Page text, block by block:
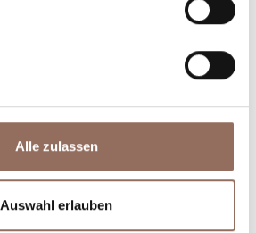
Alle zulassen
Auswahl erlauben